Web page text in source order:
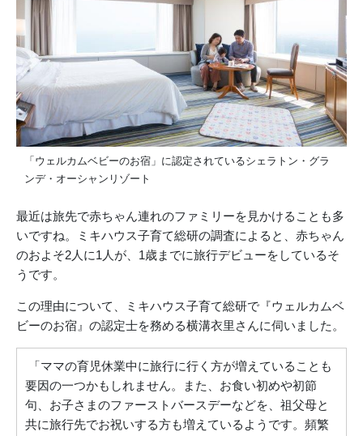
「ウェルカムベビーのお宿」に認定されているシェラトン・グラ
ンデ・オーシャンリゾート
最近は旅先で赤ちゃん連れのファミリーを見かけることも多
いですね。ミキハウス子育て総研の調査によると、赤ちゃん
のおよそ2人に1人が、1歳までに旅行デビューをしているそ
うです。
この理由について、ミキハウス子育て総研で『ウェルカムベ
ビーのお宿』の認定士を務める横溝衣里さんに伺いました。
「ママの育児休業中に旅行に行く方が増えていることも
要因の一つかもしれません。また、お食い初めや初節
句、お子さまのファーストバースデーなどを、祖父母と
共に旅行先でお祝いする方も増えているようです。頻繁